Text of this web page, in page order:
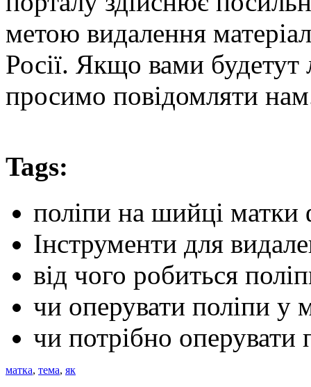
метою видалення
Росії. Якщо вами
просимо повідомляти
Tags:
поліпи на шийці
Інструменти для
від чого робиться
чи оперувати поліпи у
чи потрібно оперувати
матка, тема, як